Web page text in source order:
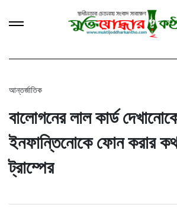
আন্তর্জাতিক
বালোগনের লাল কার্ড
ইনফান্তিনোকে ফোন করার
ট্রাম্পের